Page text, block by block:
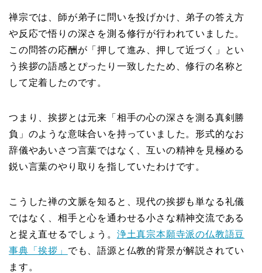
禅宗では、師が弟子に問いを投げかけ、弟子の答え方
や反応で悟りの深さを測る修行が行われていました。
この問答の応酬が「押して進み、押して近づく」とい
う挨拶の語感とぴったり一致したため、修行の名称と
して定着したのです。
つまり、挨拶とは元来「相手の心の深さを測る真剣勝
負」のような意味合いを持っていました。形式的なお
辞儀やあいさつ言葉ではなく、互いの精神を見極める
鋭い言葉のやり取りを指していたわけです。
こうした禅の文脈を知ると、現代の挨拶も単なる礼儀
ではなく、相手と心を通わせる小さな精神交流である
と捉え直せるでしょう。 浄土真宗本願寺派の仏教語豆
事典「挨拶」 でも、語源と仏教的背景が解説されてい
ます。